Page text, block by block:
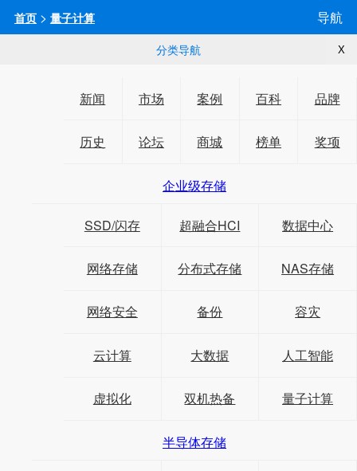
首页> 量子计算 导航
分类导航 X
新闻 市场 案例 百科 品牌
历史 论坛 商城 榜单 奖项
企业级存储
SSD/闪存 超融合HCI 数据中心
网络存储 分布式存储 NAS存储
网络安全 备份 容灾
云计算 大数据 人工智能
虚拟化 双机热备 量子计算
半导体存储